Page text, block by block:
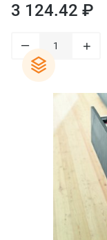
3 124.42 ₽
– +